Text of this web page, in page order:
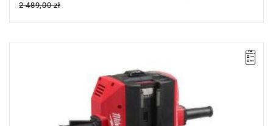
2 489,00 zł